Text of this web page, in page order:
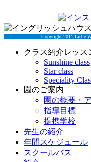
Copyright 2011 Little
クラス紹介レッス
Sunshine class
Star class
Speciality
園のご案内
園の概要・
指導目標
提携学校
先生の紹介
年間スケジュール
スクールバス